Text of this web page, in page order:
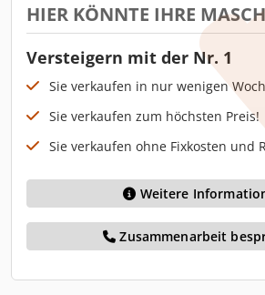
HIER KÖNNTE IHRE
Versteigern mit der Nr. 1
Sie verkaufen in nur wenigen
Sie verkaufen zum höchsten Preis!
Sie verkaufen ohne Fixkosten und
Weitere
Zusammenarbeit